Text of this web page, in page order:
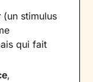
(un stimulus
qui fait
,